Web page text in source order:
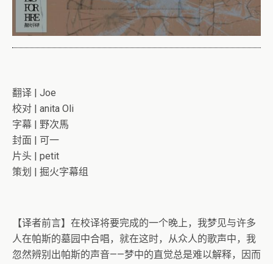
翻译 | Joe
校对 | anita Oli
字幕 | 野次馬
封面 | 可一
片头 | petit
策划 | 掘火字幕组
【译者前言】在校译将要完成的一个晚上，我梦见与许多
人在帕斯的墓园中合唱，就在这时，从众人的歌声中，我
忽然辨别出帕斯的声音——梦中的直觉总是难以解释，因而